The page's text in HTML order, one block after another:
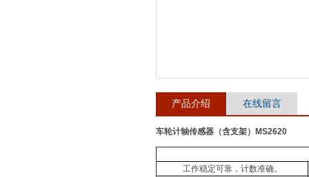
产品介绍 在线留言
车轮计轴传感器（含支架）MS2620
工作稳定可靠，计数准确。